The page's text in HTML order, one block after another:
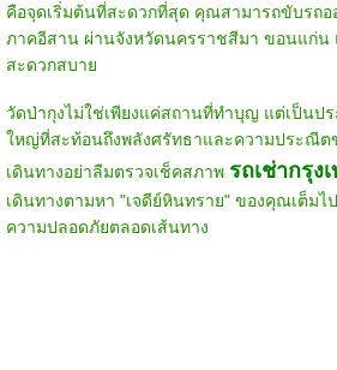
คือจุดเริ่มต้นที่สะดวกที่สุด คุณสามารถขับรถอ
ภาคอีสาน ผ่านจังหวัดนครราชสีมา ขอนแก่น
สะดวกสบาย
วัดป่ากุงไม่ใช่เพียงแค่สถานที่ทำบุญ แต่เป็นป
ใหญ่ที่สะท้อนถึงพลังศรัทธาและความประณีต
เดินทางอย่าลืมตรวจเช็คสภาพ รถเช่ากรุง
เดินทางตามหา "เจดีย์หินทราย" ของคุณเต็มไ
ความปลอดภัยตลอดเส้นทาง